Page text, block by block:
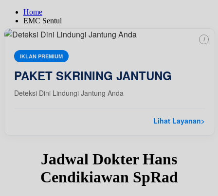
Home
EMC Sentul
IKLAN PREMIUM
PAKET SKRINING JANTUNG
Deteksi Dini Lindungi Jantung Anda
Lihat Layanan>
i
Jadwal Dokter Hans
Cendikiawan SpRad